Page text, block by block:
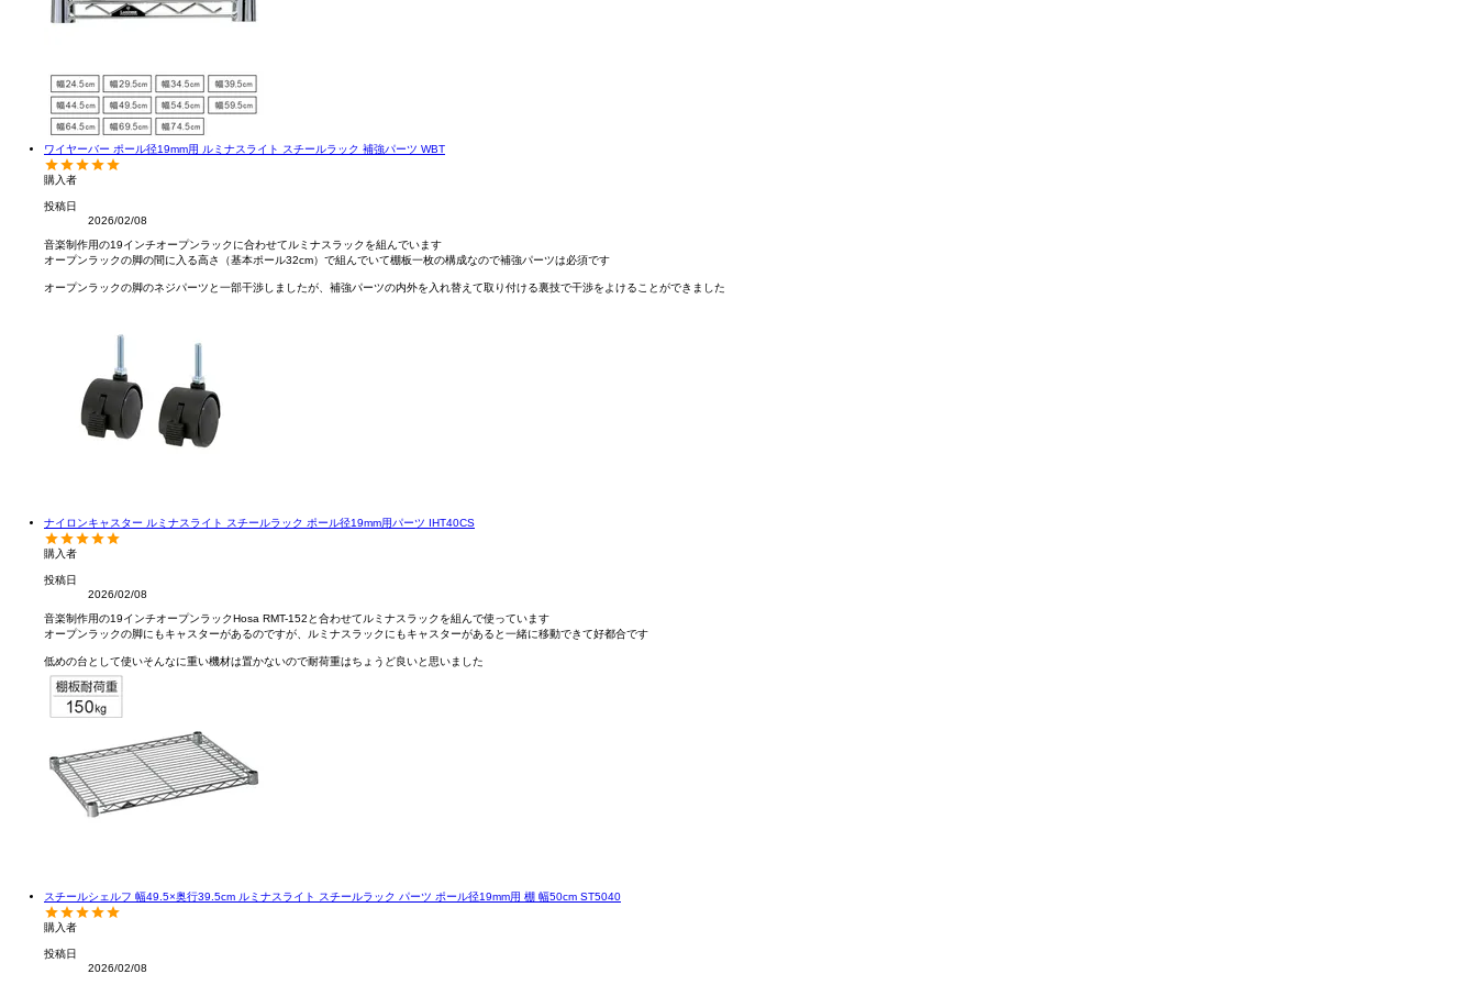
ワイヤーバー ポール径19mm用 ルミナスライト スチールラック 補強パーツ WBT
購入者
投稿日
2026/02/08
音楽制作用の19インチオープンラックに合わせてルミナスラックを組んでいます
オープンラックの脚の間に入る高さ（基本ポール32cm）で組んでいて棚板一枚の構成なので補強パーツは必須です
オープンラックの脚のネジパーツと一部干渉しましたが、補強パーツの内外を入れ替えて取り付ける裏技で干渉をよけることができました
ナイロンキャスター ルミナスライト スチールラック ポール径19mm用パーツ IHT40CS
購入者
投稿日
2026/02/08
音楽制作用の19インチオープンラックHosa RMT-152と合わせてルミナスラックを組んで使っています
オープンラックの脚にもキャスターがあるのですが、ルミナスラックにもキャスターがあると一緒に移動できて好都合です
低めの台として使いそんなに重い機材は置かないので耐荷重はちょうど良いと思いました
スチールシェルフ 幅49.5×奥行39.5cm ルミナスライト スチールラック パーツ ポール径19mm用 棚 幅50cm ST5040
購入者
投稿日
2026/02/08